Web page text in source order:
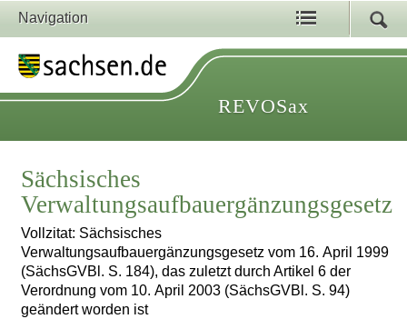
Navigation
REVOSax
Sächsisches
Verwaltungsaufbauergänzungsgesetz
Vollzitat: Sächsisches
Verwaltungsaufbauergänzungsgesetz vom 16. April 1999
(SächsGVBl. S. 184), das zuletzt durch Artikel 6 der
Verordnung vom 10. April 2003 (SächsGVBl. S. 94)
geändert worden ist